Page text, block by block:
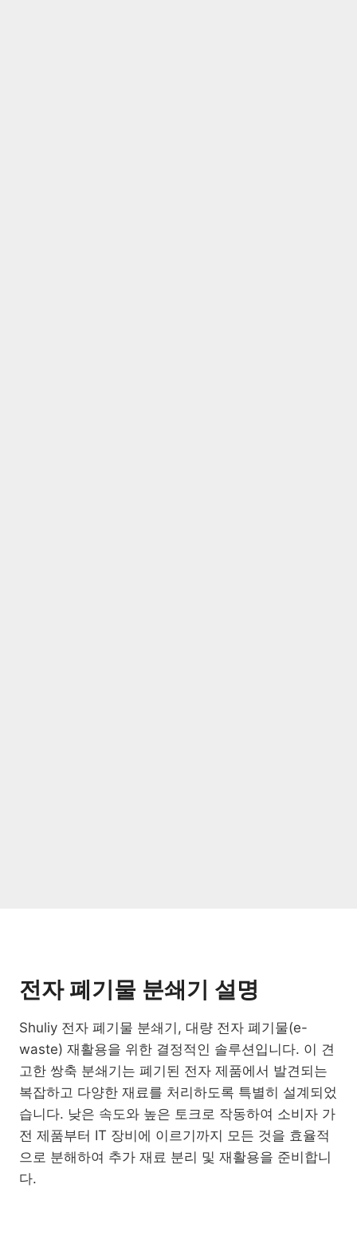
전자 폐기물 분쇄기 설명
Shuliy 전자 폐기물 분쇄기, 대량 전자 폐기물(e-
waste) 재활용을 위한 결정적인 솔루션입니다. 이 견
고한 쌍축 분쇄기는 폐기된 전자 제품에서 발견되는
복잡하고 다양한 재료를 처리하도록 특별히 설계되었
습니다. 낮은 속도와 높은 토크로 작동하여 소비자 가
전 제품부터 IT 장비에 이르기까지 모든 것을 효율적
으로 분해하여 추가 재료 분리 및 재활용을 준비합니
다.